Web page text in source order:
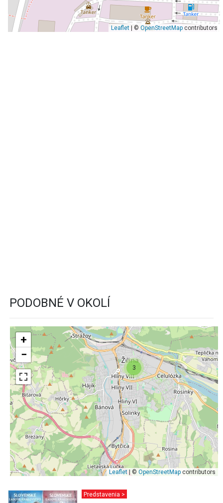
Leaflet| ©OpenStreetMapcontributors
PODOBNÉ V OKOLÍ
3
+
−
Leaflet| © OpenStreetMap contributors
Predstavenia >